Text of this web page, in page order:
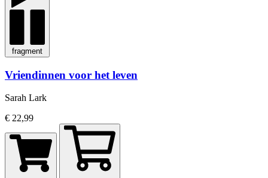
fragment
Vriendinnen voor het leven
Sarah Lark
€ 22,99